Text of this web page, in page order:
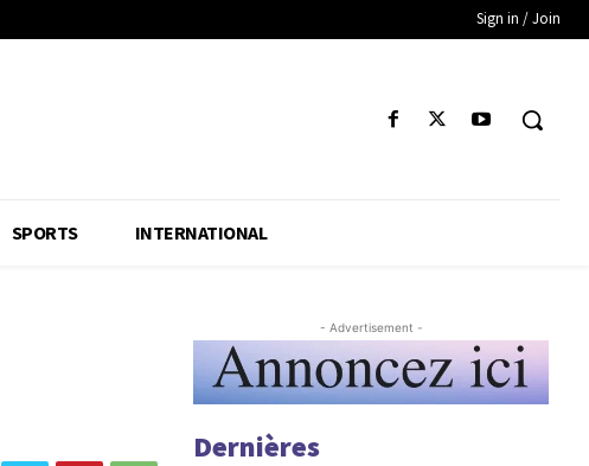
Sign in / Join
SPORTS INTERNATIONAL
- Advertisement -
Dernières